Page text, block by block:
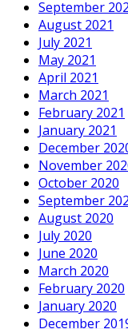
September
August 2021
July 2021
May 2021
April 2021
March 2021
February 2021
January 2021
December
November
October 2020
September
August 2020
July 2020
June 2020
March 2020
February 2020
January 2020
December